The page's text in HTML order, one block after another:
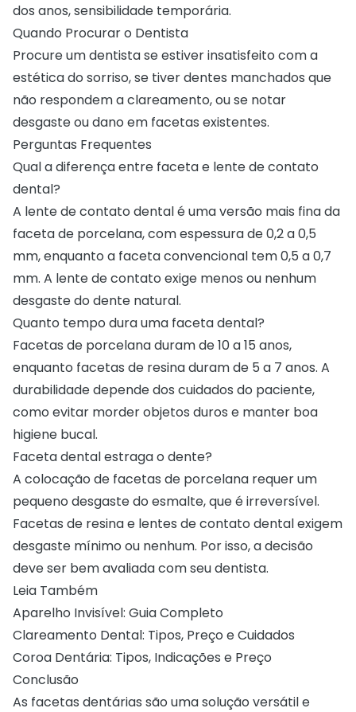
dos anos, sensibilidade temporária.
Quando Procurar o Dentista
Procure um dentista se estiver insatisfeito com a
estética do sorriso, se tiver dentes manchados que
não respondem a clareamento, ou se notar
desgaste ou dano em facetas existentes.
Perguntas Frequentes
Qual a diferença entre faceta e lente de contato
dental?
A lente de contato dental é uma versão mais fina da
faceta de porcelana, com espessura de 0,2 a 0,5
mm, enquanto a faceta convencional tem 0,5 a 0,7
mm. A lente de contato exige menos ou nenhum
desgaste do dente natural.
Quanto tempo dura uma faceta dental?
Facetas de porcelana duram de 10 a 15 anos,
enquanto facetas de resina duram de 5 a 7 anos. A
durabilidade depende dos cuidados do paciente,
como evitar morder objetos duros e manter boa
higiene bucal.
Faceta dental estraga o dente?
A colocação de facetas de porcelana requer um
pequeno desgaste do esmalte, que é irreversível.
Facetas de resina e lentes de contato dental exigem
desgaste mínimo ou nenhum. Por isso, a decisão
deve ser bem avaliada com seu dentista.
Leia Também
Aparelho Invisível: Guia Completo
Clareamento Dental: Tipos, Preço e Cuidados
Coroa Dentária: Tipos, Indicações e Preço
Conclusão
As facetas dentárias são uma solução versátil e